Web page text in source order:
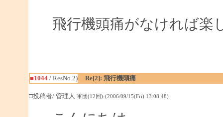
飛行機頭痛がなければ楽
■1044/ ResNo.2) Re[2]: 飛行機頭痛
□投稿者/ 管理人 軍団(12回)-(2006/09/15(Fri) 13:08:48)